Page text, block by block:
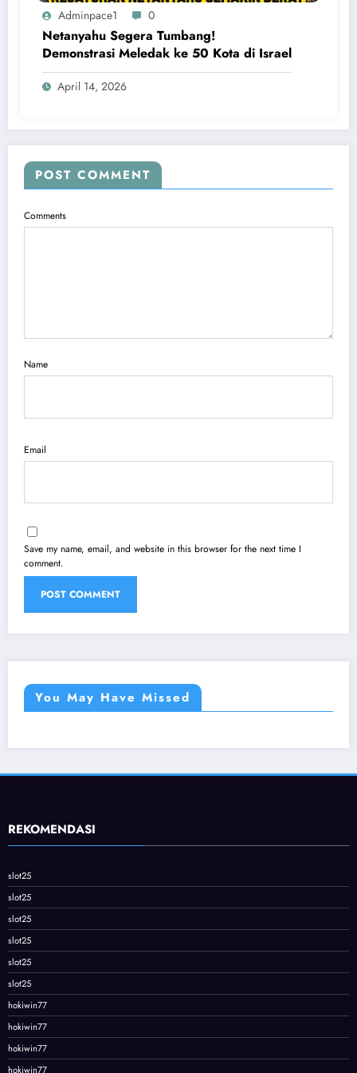
Adminpace1 0
Netanyahu Segera Tumbang!
Demonstrasi Meledak ke 50 Kota di Israel
April 14, 2026
POST COMMENT
Comments
Name
Email
Save my name, email, and website in this browser for the next time I
comment.
You May Have Missed
REKOMENDASI
slot25
slot25
slot25
slot25
slot25
slot25
hokiwin77
hokiwin77
hokiwin77
hokiwin77